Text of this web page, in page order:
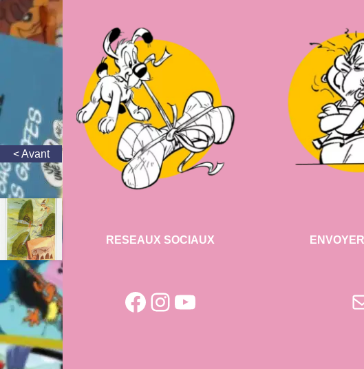
RESEAUX SOCIAUX
Facebook
Instagram
YouTube